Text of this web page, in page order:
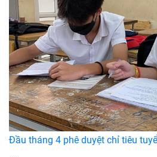
Đầu tháng 4 phê duyệt chỉ tiêu